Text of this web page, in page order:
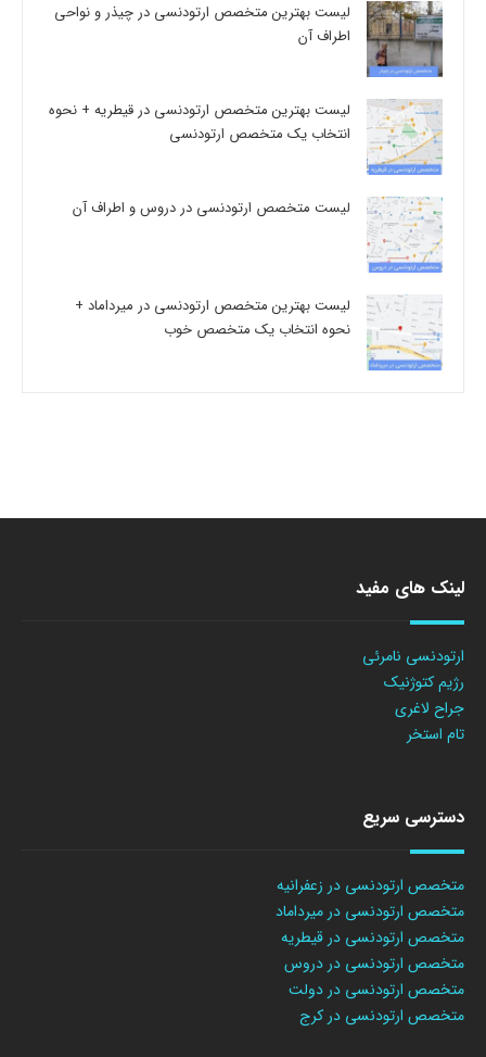
لیست بهترین متخصص ارتودنسی در چیذر و نواحی
اطراف آن
لیست بهترین متخصص ارتودنسی در قیطریه + نحوه
انتخاب یک متخصص ارتودنسی
لیست متخصص ارتودنسی در دروس و اطراف آن
لیست بهترین متخصص ارتودنسی در میرداماد +
نحوه انتخاب یک متخصص خوب
لینک های مفید
ارتودنسی نامرئی
رژیم کتوژنیک
جراح لاغری
تام استخر
دسترسی سریع
متخصص ارتودنسی در زعفرانیه
متخصص ارتودنسی در میرداماد
متخصص ارتودنسی در قیطریه
متخصص ارتودنسی در دروس
متخصص ارتودنسی در دولت
متخصص ارتودنسی در کرج